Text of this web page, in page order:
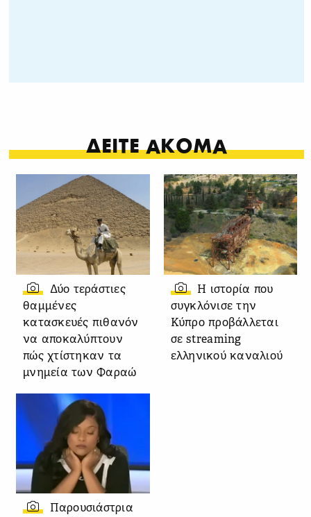
ΔΕΙΤΕ ΑΚΟΜΑ
Δύο τεράστιες
θαμμένες
κατασκευές πιθανόν
να αποκαλύπτουν
πώς χτίστηκαν τα
μνημεία των Φαραώ
Η ιστορία που
συγκλόνισε την
Κύπρο προβάλλεται
σε streaming
ελληνικού καναλιού
Παρουσιάστρια